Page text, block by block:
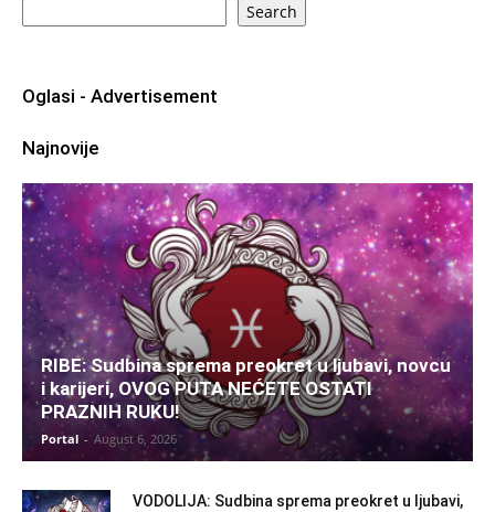
Search
Oglasi - Advertisement
Najnovije
RIBE: Sudbina sprema preokret u ljubavi, novcu
i karijeri, OVOG PUTA NEĆETE OSTATI
PRAZNIH RUKU!
Portal - August 6, 2026
VODOLIJA: Sudbina sprema preokret u ljubavi,